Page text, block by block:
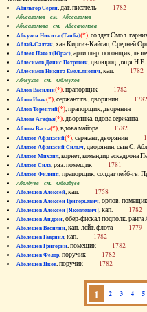
Абильгор Серен, дат. писатель 1782
Абисаломов см. Абесаломов
Абисаломова см. Абесаломова
Абкузин Никита (Танба)(*), солдат Смол.
Аблай-Салтан, хан Киргиз-Кайсац.
Аблеев Павел (Юрас), артиллер. погонщик,
Аблесимов Денис Петрович, двоюрод. дядя
Аблесимов Никита Емельянович, кап. 1782
Аблеухов см. Облеухов
Аблов Василий(*), прапорщик 1782
Аблов Иван(*), сержант гв., дворянин 1782
Аблов Терентий(*), прапорщик, дворянин
Аблова Агафья(*), дворянка, вдова
Аблова Васса(*), вдова майора 1782
Аблязов Афанасий(*), сержант, дворянин
Аблязов Афанасий Силыч, дворянин, сын С.
Аблязов Михаил, корнет, командир
Аблязов Сила, ряз. помещик 1781
Аблязов Филипп, прапорщик, солдат лейб-
Аболдуев см. Оболдуев
Аболешев Алексей, кап. 1758
Аболешев Алексей Григорьевич, орлов.
Аболешев Алексей [Яковлевич], кап. 1782
Аболешев Андрей, обер-фискал подполк.
Аболешев Василий, кап.-лейт. флота 1779
Аболешев Гавриил, кап. 1782
Аболешев Григорий, помещик 1782
Аболешев Федор, поручик 1782
Аболешев Яков, поручик 1782
1 2 3 4 5